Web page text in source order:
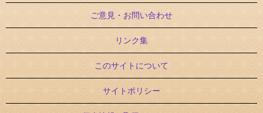
ご意見・お問い合わせ
リンク集
このサイトについて
サイトポリシー